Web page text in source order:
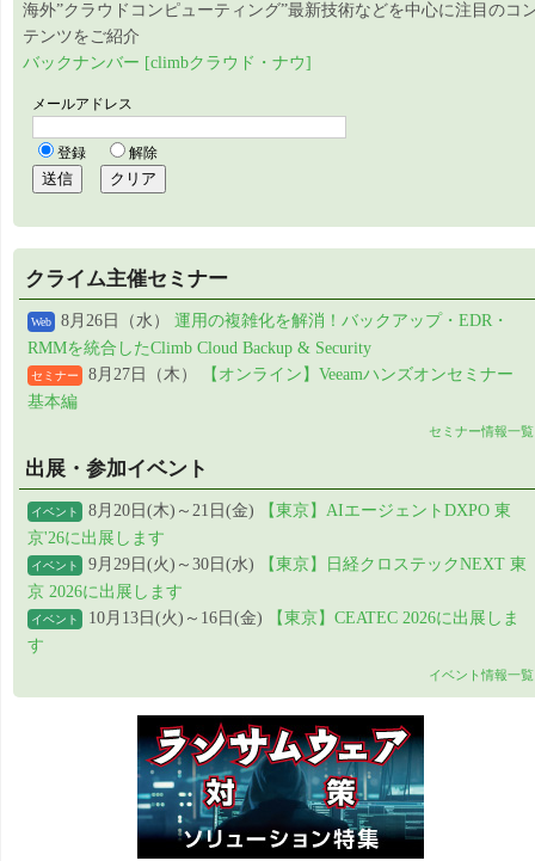
海外”クラウドコンピューティング”最新技術などを中心に注目のコ
テンツをご紹介
バックナンバー [climbクラウド・ナウ]
クライム主催セミナー
Web 8月26日（水） 運用の複雑化を解消！バックアップ・EDR・
RMMを統合したClimb Cloud Backup & Security
セミナー 8月27日（木）
【オンライン】Veeamハンズオンセミナー
基本編
セミナー情報一覧
出展・参加イベント
イベント 8月20日(木)～21日(金)
【東京】AIエージェントDXPO 東
京'26に出展します
イベント 9月29日(火)～30日(水)
【東京】日経クロステックNEXT 東
京 2026に出展します
イベント 10月13日(火)～16日(金)
【東京】CEATEC 2026に出展しま
す
イベント情報一覧